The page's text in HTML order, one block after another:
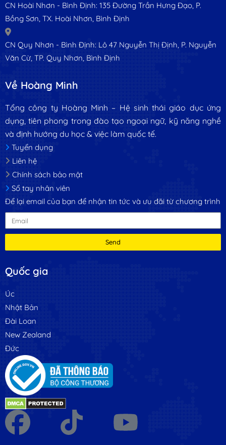
CN Hoài Nhơn - Bình Định: 135 Đường Trần Hưng Đạo, P.
Bồng Sơn, TX. Hoài Nhơn, Bình Định
CN Quy Nhơn - Bình Định: Lô 47 Nguyễn Thị Định, P. Nguyễn
Văn Cừ, TP. Quy Nhơn, Bình Định
Về Hoàng Minh
Tổng công ty Hoàng Minh – Hệ sinh thái giáo dục ứng
dụng, tiên phong trong đào tạo ngoại ngữ, kỹ năng nghề
và định hướng du học & việc làm quốc tế.
Tuyển dụng
Liên hệ
Chính sách bảo mật
Sổ tay nhân viên
Để lại email của bạn để nhận tin tức và ưu đãi từ chương trình
Send
Quốc gia
Úc
Nhật Bản
Đài Loan
New Zealand
Đức